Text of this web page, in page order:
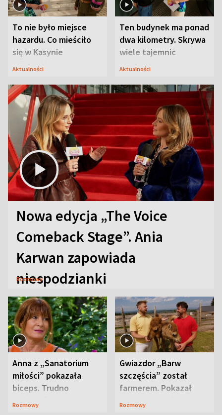
To nie było miejsce
hazardu. Co mieściło
się w Kasynie
Oficerskim?
Aktualności
Ten budynek ma ponad
dwa kilometry. Skrywa
wiele tajemnic
Aktualności
Nowa edycja „The Voice
Comeback Stage”. Ania
Karwan zapowiada
niespodzianki
Rozmowy
Anna z „Sanatorium
miłości” pokazała
biceps. Trudno
uwierzyć, co przeszła
Rozmowy
Gwiazdor „Barw
szczęścia” został
farmerem. Pokazał
swoje niezwykłe
Rozmowy